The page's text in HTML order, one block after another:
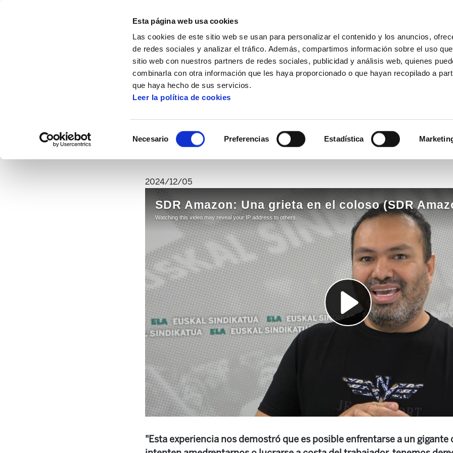
Esta página web usa cookies
Las cookies de este sitio web se usan para personalizar el contenido y los anuncios,
de redes sociales y analizar el tráfico. Además, compartimos información sobre el uso
sitio web con nuestros partners de redes sociales, publicidad y análisis web, quienes
combinarla con otra información que les haya proporcionado o que hayan recopilado a
que haya hecho de sus servicios.
Leer la política de cookies
Necesario Preferencias Estadística
"A pesar de ser trabajadores normales, si nos organizamos, podemos enfrentarnos
"A pesar de ser trabajadores normales, si nos
enfrentarnos a un gigante como
2024/12/05
"Esta experiencia nos demostró que es posible enfrentarse a un gigante